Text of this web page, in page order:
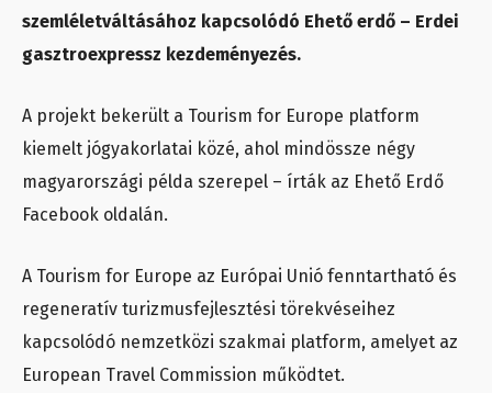
szemléletváltásához kapcsolódó Ehető erdő – Erdei
gasztroexpressz kezdeményezés.
A projekt bekerült a Tourism for Europe platform
kiemelt jógyakorlatai közé, ahol mindössze négy
magyarországi példa szerepel – írták az Ehető Erdő
Facebook oldalán.
A Tourism for Europe az Európai Unió fenntartható és
regeneratív turizmusfejlesztési törekvéseihez
kapcsolódó nemzetközi szakmai platform, amelyet az
European Travel Commission működtet.